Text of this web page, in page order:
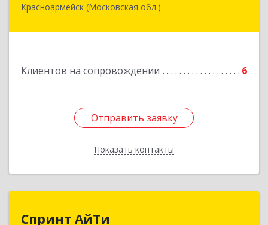
Красноармейск (Московская обл.)
Клиентов на сопровождении 6
Отправить заявку
Показать контакты
141292, Московская область, Красноармейск,
Отправить заявку
Назад
Спринт АйТи